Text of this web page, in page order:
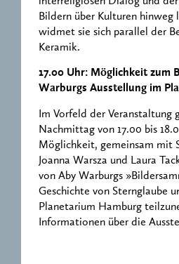
Bildern über Kulturen hinweg
widmet sie sich parallel der
Keramik.
17.00 Uhr: Möglichkeit zum
Warburgs Ausstellung im
Im Vorfeld der Veranstaltung
Nachmittag von 17.00 bis
Möglichkeit, gemeinsam mit
Joanna Warsza und Laura
von Aby Warburgs
Geschichte von Sternglaube
Planetarium Hamburg
Informationen über die